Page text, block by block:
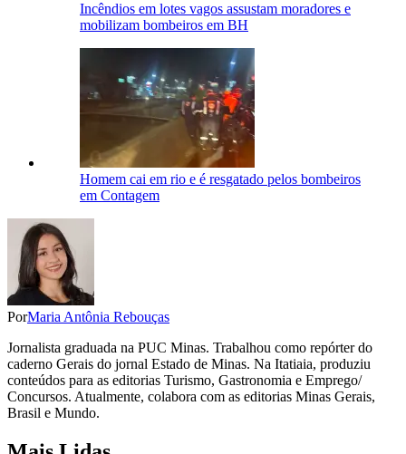
Incêndios em lotes vagos assustam moradores e
mobilizam bombeiros em BH
Homem cai em rio e é resgatado pelos bombeiros
em Contagem
PorMaria Antônia Rebouças
Jornalista graduada na PUC Minas. Trabalhou como repórter do
caderno Gerais do jornal Estado de Minas. Na Itatiaia, produziu
conteúdos para as editorias Turismo, Gastronomia e Emprego/
Concursos. Atualmente, colabora com as editorias Minas Gerais,
Brasil e Mundo.